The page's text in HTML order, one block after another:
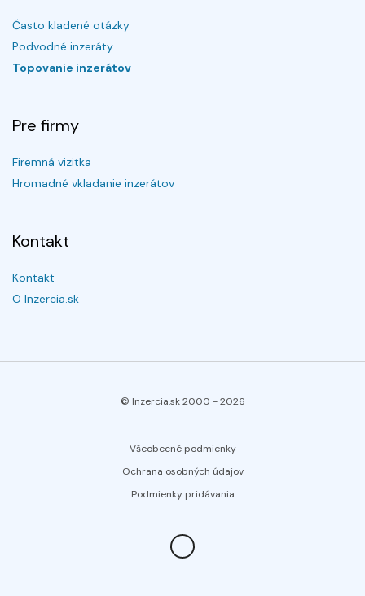
Často kladené otázky
Podvodné inzeráty
Topovanie inzerátov
Pre firmy
Firemná vizitka
Hromadné vkladanie inzerátov
Kontakt
Kontakt
O Inzercia.sk
© Inzercia.sk 2000 -2026
Všeobecné podmienky
Ochrana osobných údajov
Podmienky pridávania